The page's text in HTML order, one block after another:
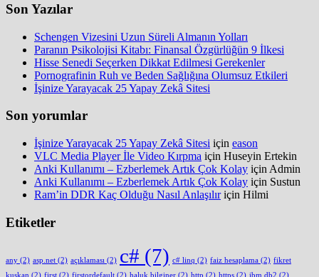
Son Yazılar
Schengen Vizesini Uzun Süreli Almanın Yolları
Paranın Psikolojisi Kitabı: Finansal Özgürlüğün 9 İlkesi
Hisse Senedi Seçerken Dikkat Edilmesi Gerekenler
Pornografinin Ruh ve Beden Sağlığına Olumsuz Etkileri
İşinize Yarayacak 25 Yapay Zekâ Sitesi
Son yorumlar
İşinize Yarayacak 25 Yapay Zekâ Sitesi için eason
VLC Media Player İle Video Kırpma için Huseyin Ertekin
Anki Kullanımı – Ezberlemek Artık Çok Kolay için Admin
Anki Kullanımı – Ezberlemek Artık Çok Kolay için Sustun
Ram’in DDR Kaç Olduğu Nasıl Anlaşılıriçin Hilmi
Etiketler
any (2) asp.net (2) açıklaması (2) c# (7) c# linq (2) faiz hesaplama (2) fikret
kuşkan (2) first (2) firstordefault (2) haluk bilginer (2) http (2) https (2) ibm db2 (2)